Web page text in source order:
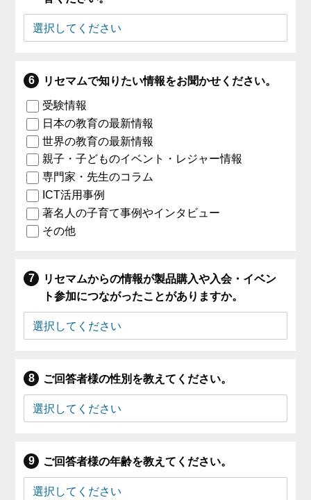
リセマムで知りたい情報をお聞かせください。
受験情報
日本の教育の最新情報
世界の教育の最新情報
親子・子どものイベント・レジャー情報
専門家・先生のコラム
ICT活用事例
著名人の子育て事例やインタビュー
その他
リセマムからの情報が製品購入や入会・イベン
ト参加につながったことがありますか。
ご回答者様の性別を教えてください。
ご回答者様の年齢を教えてください。